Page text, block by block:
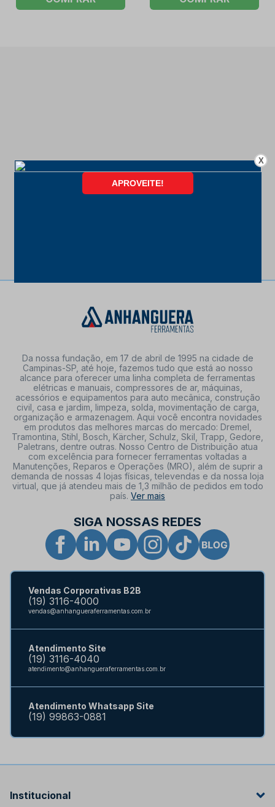
FORMAS DE PAGAMENTO
Da nossa fundação, em 17 de abril de 1995 na cidade de
Campinas-SP, até hoje, fazemos tudo que está ao nosso
alcance para oferecer uma linha completa de ferramentas
elétricas e manuais, compressores de ar, máquinas,
acessórios e equipamentos para auto mecânica, construção
civil, casa e jardim, limpeza, solda, movimentação de carga,
organização e armazenagem. Aqui você encontra novidades
em produtos das melhores marcas do mercado: Dremel,
Tramontina, Stihl, Bosch, Kärcher, Schulz, Skil, Trapp, Gedore,
Paletrans, dentre outras. Nosso Centro de Distribuição atua
com excelência para fornecer ferramentas voltadas a
Manutenções, Reparos e Operações (MRO), além de suprir a
demanda de nossas 4 lojas físicas, televendas e da nossa loja
virtual, que já atendeu mais de 1,3 milhão de pedidos em todo
país. Ver mais
SIGA NOSSAS REDES
Vendas Corporativas B2B
(19) 3116-4000
vendas@anhangueraferramentas.com.br
Atendimento Site
(19) 3116-4040
atendimento@anhangueraferramentas.com.br
Atendimento Whatsapp Site
(19) 99863-0881
Institucional
X